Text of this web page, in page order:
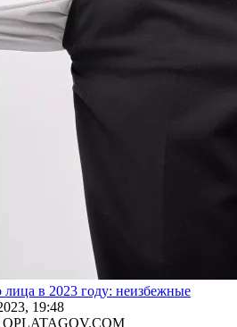
лица в 2023 году: неизбежные
19:48
OPLATAGOV.COM